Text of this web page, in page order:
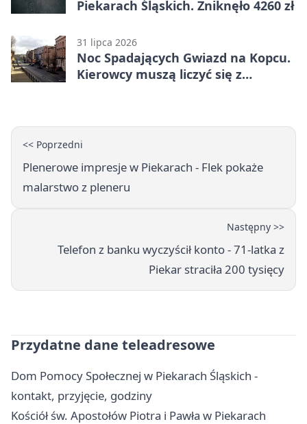
Piekarach Śląskich. Zniknęło 4260 zł
31 lipca 2026
Noc Spadających Gwiazd na Kopcu.
Kierowcy muszą liczyć się z
<< Poprzedni
Plenerowe impresje w Piekarach - Flek pokaże
malarstwo z pleneru
Następny >>
Telefon z banku wyczyścił konto - 71-latka z
Piekar straciła 200 tysięcy
Przydatne dane teleadresowe
Dom Pomocy Społecznej w Piekarach Śląskich -
kontakt, przyjęcie, godziny
Kościół św. Apostołów Piotra i Pawła w Piekarach